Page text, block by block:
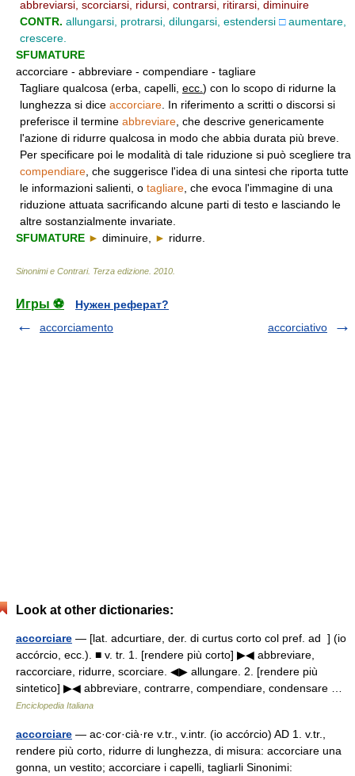
abbreviarsi, scorciarsi, ridursi, contrarsi, ritirarsi, diminuire
CONTR. allungarsi, protrarsi, dilungarsi, estendersi □ aumentare,
crescere.
SFUMATURE
accorciare - abbreviare - compendiare - tagliare
Tagliare qualcosa (erba, capelli, ecc. ) con lo scopo di ridurne la
lunghezza si dice accorciare . In riferimento a scritti o discorsi si
preferisce il termine abbreviare , che descrive genericamente
l'azione di ridurre qualcosa in modo che abbia durata più breve.
Per specificare poi le modalità di tale riduzione si può scegliere tra
compendiare , che suggerisce l'idea di una sintesi che riporta tutte
le informazioni salienti, o tagliare , che evoca l'immagine di una
riduzione attuata sacrificando alcune parti di testo e lasciando le
altre sostanzialmente invariate.
SFUMATURE ► diminuire, ► ridurre.
Sinonimi e Contrari. Terza edizione 2010
Игры ⚽
Нужен реферат?
accorciamento
accorciativo
Look at other dictionaries:
accorciare — [lat. adcurtiare, der. di curtus corto col pref. ad ] (io
accórcio, ecc.). ■ v. tr. 1. [rendere più corto] ▶◀ abbreviare,
raccorciare, ridurre, scorciare. ◀▶ allungare. 2. [rendere più
sintetico] ▶◀ abbreviare, contrarre, compendiare, condensare …
Enciclopedia Italiana
accorciare — ac·cor·cià·re v.tr., v.intr. (io accórcio) AD 1. v.tr.,
rendere più corto, ridurre di lunghezza, di misura: accorciare una
gonna, un vestito; accorciare i capelli, tagliarli Sinonimi: